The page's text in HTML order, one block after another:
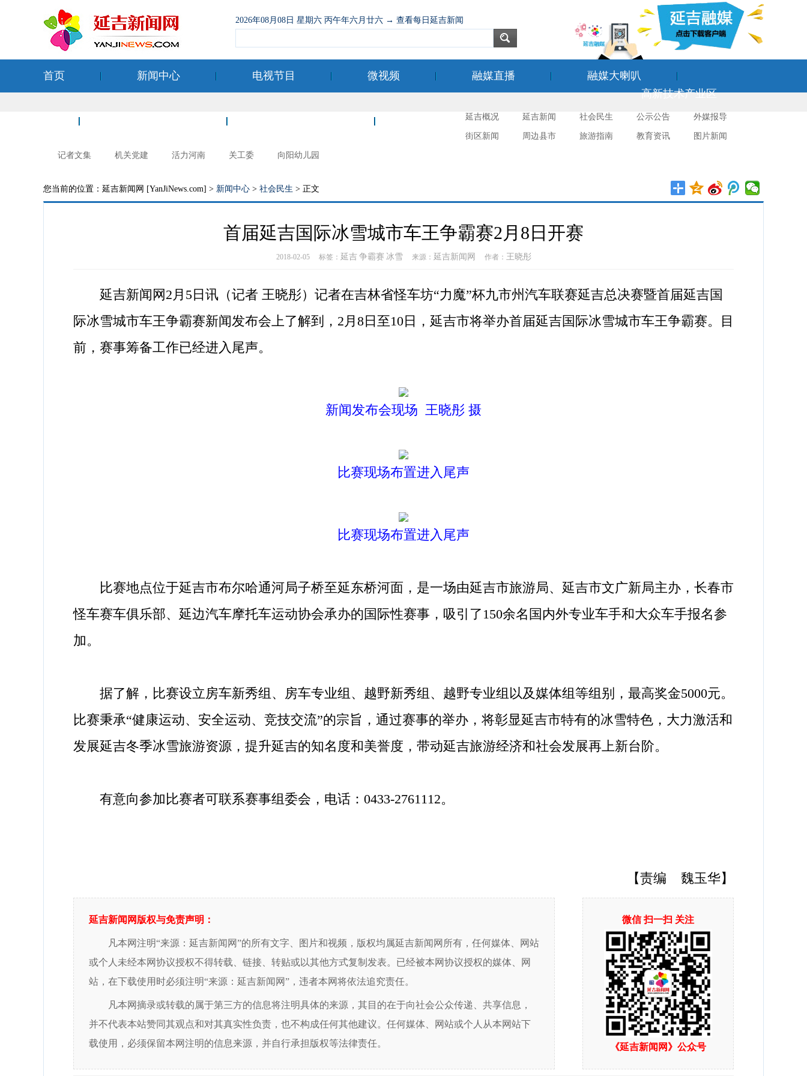
2026年08月08日 星期六 丙午年六月廿六 → 查看每日延吉新闻
首页 新闻中心 电视节目 微视频 融媒直播
融媒大喇叭
高新技术产业区
延吉概况 延吉新闻 社会民生 公示公告 外媒报导
街区新闻 周边县市 旅游指南 教育资讯 图片新闻
记者文集 机关党建 活力河南 关工委 向阳幼儿园
您当前的位置：延吉新闻网 [YanJiNews.com] > 新闻中心 > 社会民生 > 正文
首届延吉国际冰雪城市车王争霸赛2月8日开赛
2018-02-05 标签： 延吉 争霸赛 冰雪 来源： 延吉新闻网 作者： 王晓彤
延吉新闻网2月5日讯（记者 王晓彤）记者在吉林省怪车坊“力魔”杯九市州汽车联赛延吉总决赛暨首届延吉国
际冰雪城市车王争霸赛新闻发布会上了解到，2月8日至10日，延吉市将举办首届延吉国际冰雪城市车王争霸赛。目
前，赛事筹备工作已经进入尾声。
新闻发布会现场 王晓彤 摄
比赛现场布置进入尾声
比赛现场布置进入尾声
比赛地点位于延吉市布尔哈通河局子桥至延东桥河面，是一场由延吉市旅游局、延吉市文广新局主办，长春市
怪车赛车俱乐部、延边汽车摩托车运动协会承办的国际性赛事，吸引了150余名国内外专业车手和大众车手报名参
加。
据了解，比赛设立房车新秀组、房车专业组、越野新秀组、越野专业组以及媒体组等组别，最高奖金5000元。
比赛秉承“健康运动、安全运动、竞技交流”的宗旨，通过赛事的举办，将彰显延吉市特有的冰雪特色，大力激活和
发展延吉冬季冰雪旅游资源，提升延吉的知名度和美誉度，带动延吉旅游经济和社会发展再上新台阶。
有意向参加比赛者可联系赛事组委会，电话：0433-2761112。
【责编 魏玉华】
微信 扫一扫 关注
《延吉新闻网》公众号
延吉新闻网版权与免责声明：
凡本网注明“来源：延吉新闻网”的所有文字、图片和视频，版权均属延吉新闻网所有，任何媒体、网站
或个人未经本网协议授权不得转载、链接、转贴或以其他方式复制发表。已经被本网协议授权的媒体、网
站，在下载使用时必须注明“来源：延吉新闻网”，违者本网将依法追究责任。
凡本网摘录或转载的属于第三方的信息将注明具体的来源，其目的在于向社会公众传递、共享信息，
并不代表本站赞同其观点和对其真实性负责，也不构成任何其他建议。任何媒体、网站或个人从本网站下
载使用，必须保留本网注明的信息来源，并自行承担版权等法律责任。